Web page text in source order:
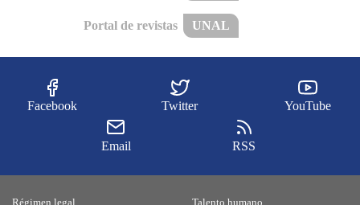
Portal de revistas UNAL
Facebook Twitter YouTube
Email RSS
Régimen legal
Talento humano